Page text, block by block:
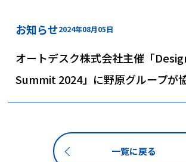
お知らせ2024年08月05日
オートデスク株式会社主催「
Summit 2024」に野原グループが
一覧に戻る